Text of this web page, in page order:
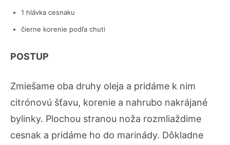
1 hlávka cesnaku
čierne korenie podľa chuti
POSTUP
Zmiešame oba druhy oleja a pridáme k nim
citrónovú šťavu, korenie a nahrubo nakrájané
bylinky. Plochou stranou noža rozmliaždime
cesnak a pridáme ho do marinády. Dôkladne